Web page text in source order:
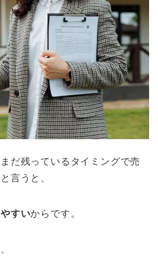
だ残っているタイミングで売
言うと、
すいからです。